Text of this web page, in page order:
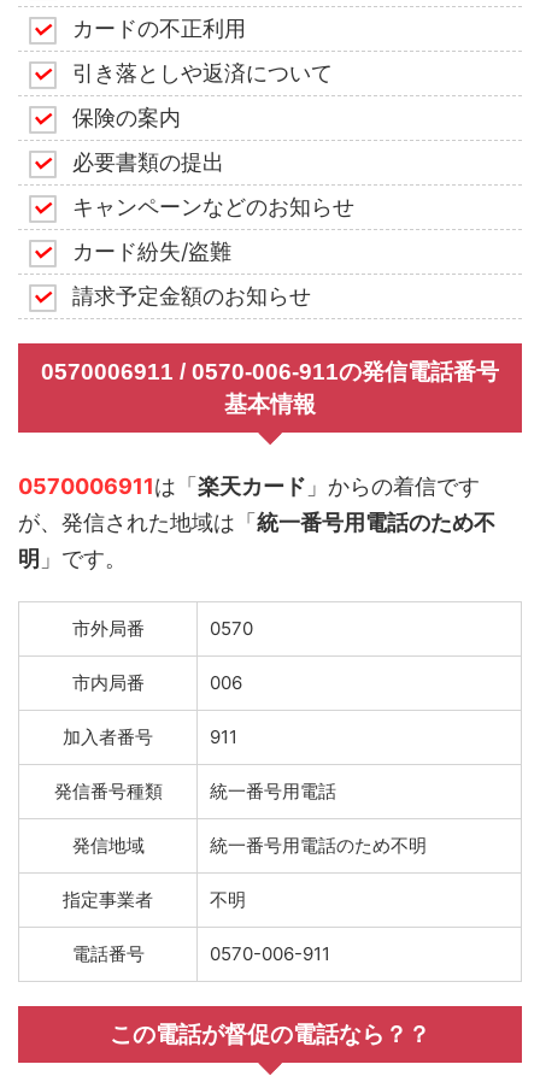
カードの不正利用
引き落としや返済について
保険の案内
必要書類の提出
キャンペーンなどのお知らせ
カード紛失/盗難
請求予定金額のお知らせ
0570006911 / 0570-006-911の発信電話番号
基本情報
0570006911は「楽天カード 」からの着信です
が、発信された地域は「統一番号用電話のため不
明 」です。
市外局番 0570
市内局番 006
加入者番号 911
発信番号種類 統一番号用電話
発信地域 統一番号用電話のため不明
指定事業者 不明
電話番号 0570-006-911
この電話が督促の電話なら？？